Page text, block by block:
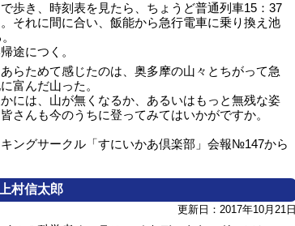
歩き、時刻表を見たら、ちょうど普通列車15：37
それに間に合い、飯能から急行電車に乗り換え池
途につく。
らためて感じたのは、奥多摩の山々とちがって急
富んだ山った。
には、山が無くなるか、あるいはもっと無残な姿
さんも今のうちに登ってみてはいかがですか。
すにいかあ倶楽部」会報№147から
村信太郎
更新日：2017年10月21日